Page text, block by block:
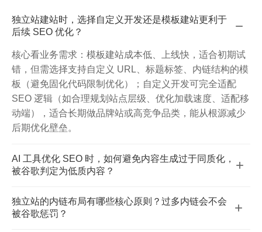
独立站建站时，选择自定义开发还是模板建站更利于
后续 SEO 优化？
−
核心看业务需求：模板建站成本低、上线快，适合初期试
错，但需选择支持自定义 URL、标题标签、内链结构的模
板（避免固化代码限制优化）；自定义开发可完全适配
SEO 逻辑（如合理规划站点层级、优化加载速度、适配移
动端），适合长期做品牌站或高竞争品类，能从根源减少
后期优化壁垒。
AI 工具优化 SEO 时，如何避免内容生成过于同质化，
被谷歌判定为低质内容？
+
充行业专属数据、真实案例、实操技巧，增强内容独特
独立站的内链布局有哪些核心原则？过多内链会不会
被谷歌惩罚？
+